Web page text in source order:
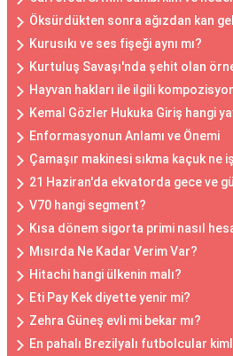
Öksürdükten sonra ağızdan kan
Kurusıkı ve ses fişeği aynı mı?
Kurtuluş Savaşı'nda şehit olan
Hayvan hakları ile ilgili
Kemal Gözler Hukuka Giriş hangi
Enformasyonun Anlamı ve Önemi
Çamaşır makinesi sıkma kaçuk ne
21 Haziran'da ekvatorda gece ve
V70 hangi segment?
Kısa dönem sigorta primi nasıl
Mısırda Ne Kadar Verim Var?
Hitachi hangi ülkenin malı?
Eti Pay Kek diyette yenir mi?
Zehra Güneş evli mi bekar mı?
En pahalı Brezilyalı futbolcular